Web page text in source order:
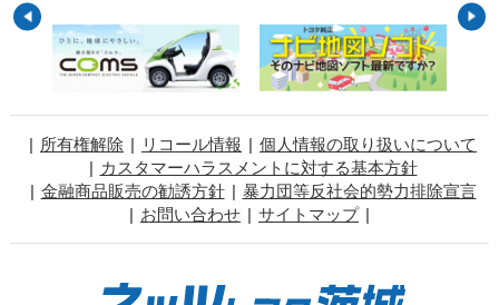
所有権解除 リコール情報
個人情報の取り扱いについて
カスタマーハラスメントに対する基本方針
金融商品販売の勧誘方針
暴力団等反社会的勢力排除宣言
お問い合わせ
サイトマップ